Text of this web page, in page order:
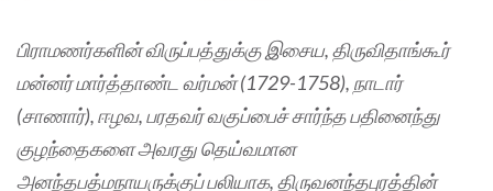
பிராமணர்களின் விருப்பத்துக்கு இசைய, திருவிதாங்கூர்
மன்னர் மார்த்தாண்ட வர்மன் (1729-1758), நாடார்
(சாணார்), ஈழவ, பரதவர் வகுப்பைச் சார்ந்த பதினைந்து
குழந்தைகளை அவரது தெய்வமான
அனந்தபத்மநாயருக்குப் பலியாக, திருவனந்தபுரத்தின்